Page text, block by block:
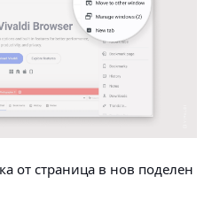
от страница в нов поделен